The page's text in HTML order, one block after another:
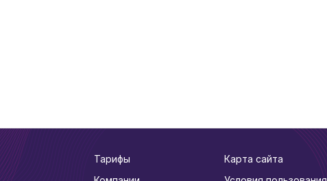
Тарифы
Карта сайта